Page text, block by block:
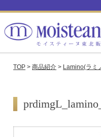
TOP >商品紹介 > Lamino(ラミ